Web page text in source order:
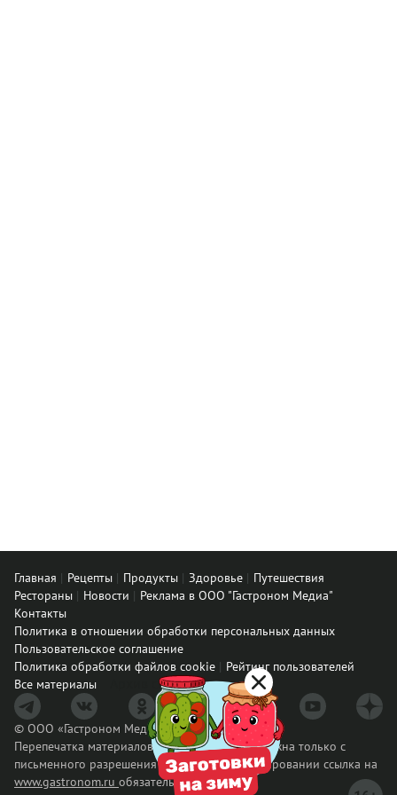
Главная Рецепты Продукты Здоровье
Путешествия
Рестораны
Новости
Реклама в ООО "Гастроном Медиа"
Контакты
Политика в отношении обработки персональных данных
Пользовательское соглашение
Политика обработки файлов cookie
Рейтинг пользователей
Все материалы
Архив спец. проектов
© ООО «Гастроном Медиа», 2008 – 2026.
Перепечатка материалов данного сайта возможна только с
письменного разрешения редакции. При цитировании ссылка на
www.gastronom.ru обязательна.